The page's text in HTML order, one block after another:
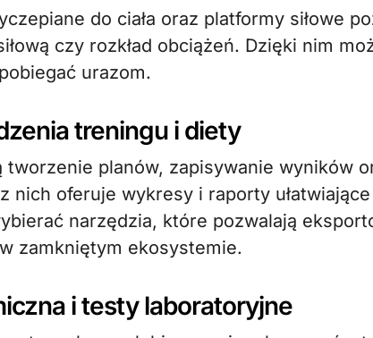
do ciała oraz platformy siłowe
czy rozkład obciążeń. Dzięki nim
urazom.
treningu i diety
tworzenie planów, zapisywanie wyników
nich oferuje wykresy i raporty
narzędzia, które pozwalają
zamkniętym ekosystemie.
i testy laboratoryjne